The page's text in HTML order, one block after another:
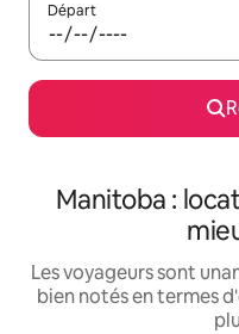
Départ
Manitoba :
Les voyageurs sont
bien notés en termes